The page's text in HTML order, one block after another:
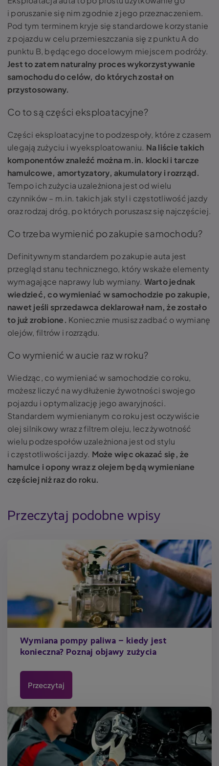
i poruszanie się nim zgodnie z jego przeznaczeniem.
Pod tym terminem kryje się standardowe korzystanie
z pojazdu w celu przemieszczania się z punktu A do
punktu B, będącego docelowym miejscem podróży.
Jest to zatem naturalny proces wykorzystywanie
samochodu do celów, do których został on
przystosowany.
Co to są części eksploatacyjne?
Części eksploatacyjne to podzespoły, które z czasem
ulegają zużyciu i wyeksploatowaniu. Na liście takich
komponentów znaleźć można m.in. klocki i tarcze
hamulcowe, amortyzatory, akumulatory i rozrząd.
Tempo ich zużycia uzależniona jest od wielu
czynników – m.in. takich jak styl i częstotliwość jazdy
oraz rodzaj dróg, po których poruszasz się najczęściej.
Co trzeba wymienić po zakupie samochodu?
Definitywnym standardem po zakupie auta jest
przegląd stanu technicznego, który wskaże elementy
wymagające naprawy lub wymiany. Warto jednak
wiedzieć,co wymieniać w samochodzie po zakupie,
nawet jeśli sprzedawca deklarował nam, że zostało
to już zrobione. Koniecznie musisz zadbać o wymianę
olejów, filtrów i rozrządu.
Co wymienić w aucie raz w roku?
Wiedząc, co wymieniać w samochodzie co roku,
możesz liczyć na wydłużenie żywotności swojego
pojazdu i optymalizację jego awaryjności.
Standardem wymienianym co roku jest oczywiście
olej silnikowy wraz z filtrem oleju, lecz żywotność
wielu podzespołów uzależniona jest od stylu
i częstotliwości jazdy. Może więc okazać się, że
hamulce i opony wraz z olejem będą wymieniane
częściej niż raz do roku.
Przeczytaj podobne wpisy
Wymiana pompy paliwa – kiedy jest
konieczna? Poznaj objawy zużycia
Przeczytaj